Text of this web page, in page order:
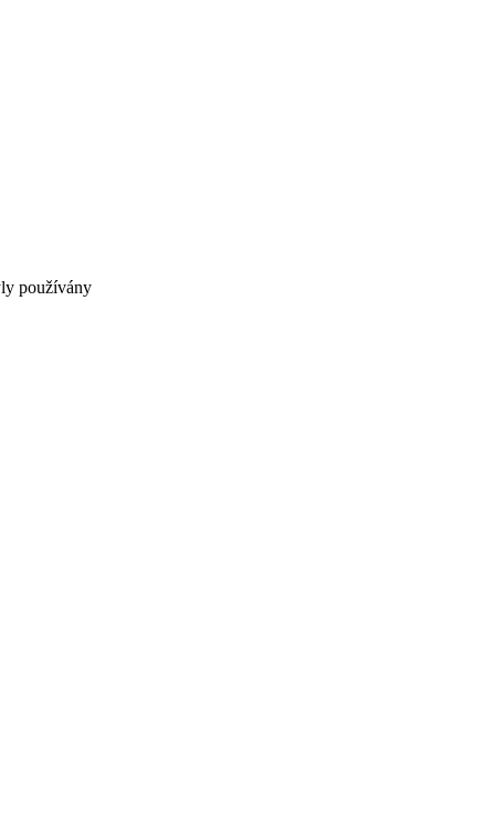
používány